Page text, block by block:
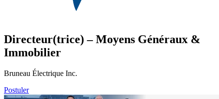
Directeur(trice) – Moyens Généraux &
Immobilier
Bruneau Électrique Inc.
Postuler